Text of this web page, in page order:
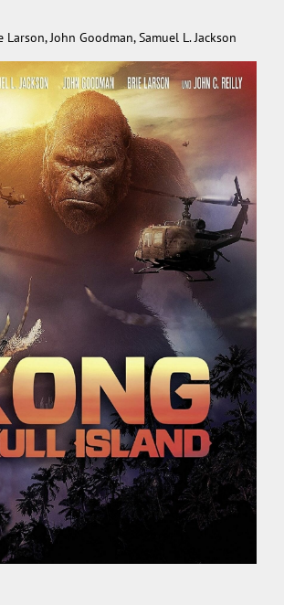
John Goodman, Samuel L. Jackson